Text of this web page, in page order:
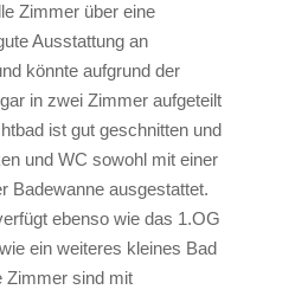
Zimmer über eine
Ausstattung an
könnte aufgrund der
in zwei Zimmer aufgeteilt
ist gut geschnitten und
und WC sowohl mit einer
Badewanne ausgestattet.
ebenso wie das 1.OG
ein weiteres kleines Bad
Zimmer sind mit